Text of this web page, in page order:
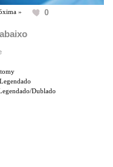
» 0
Dublado